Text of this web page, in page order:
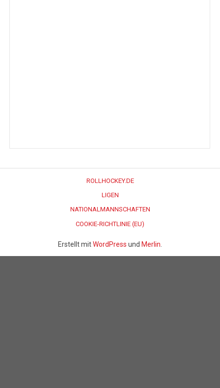
ROLLHOCKEY.DE
LIGEN
NATIONALMANNSCHAFTEN
COOKIE-RICHTLINIE (EU)
Erstellt mitWordPress und Merlin